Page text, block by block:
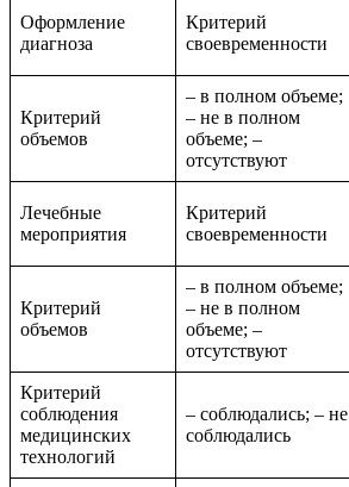
Оформление
диагноза
Критерий
своевременности
Критерий
объемов
– в полном объеме;
– не в полном
объеме; –
отсутствуют
Лечебные
мероприятия
Критерий
своевременности
Критерий
объемов
– в полном объеме;
– не в полном
объеме; –
отсутствуют
Критерий
соблюдения
медицинских
технологий
– соблюдались; – не
соблюдались